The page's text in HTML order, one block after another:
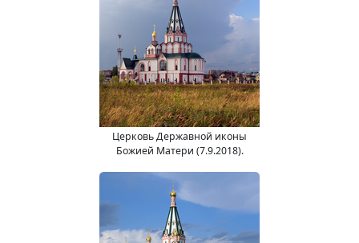
Церковь Державной иконы
Божией Матери (7.9.2018).